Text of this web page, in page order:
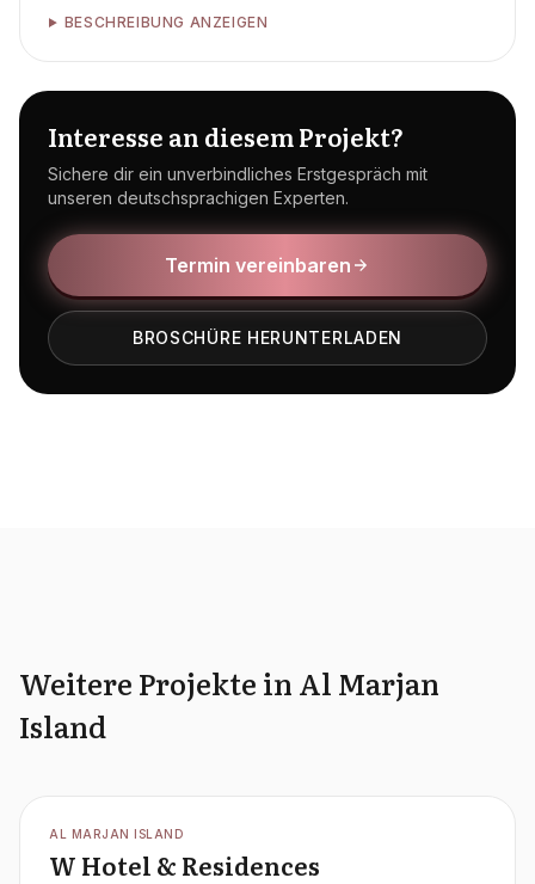
BESCHREIBUNG ANZEIGEN
Interesse an diesem Projekt?
Sichere dir ein unverbindliches Erstgespräch mit
unseren deutschsprachigen Experten.
Termin vereinbaren
BROSCHÜRE HERUNTERLADEN
Weitere Projekte in Al Marjan
Island
OFFPLAN
AL MARJAN ISLAND
W Hotel & Residences